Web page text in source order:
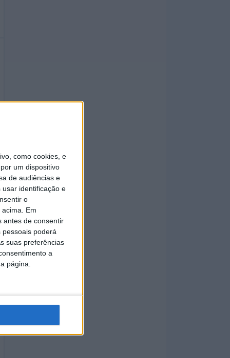
como cookies, e
um dispositivo
de audiências e
identificação e
o
Em
antes de consentir
poderá
suas preferências
a
página.